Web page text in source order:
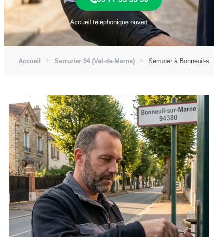
Accueil téléphonique ouvert
Accueil Serrurier 94 (Val-de-Marne) Serrurier à Bonneuil-